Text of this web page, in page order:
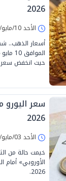
2026
الأحد 10/مايو/2026 - 07:11 م
أسعار الذهب..
حيث انخفض سعر الجرام بقيمة «25
2026
الأحد 03/مايو/2026 - 11:00 ص
خيمت حالة من
2026.